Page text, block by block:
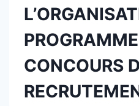
CONCOURS